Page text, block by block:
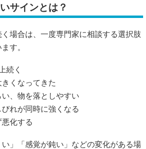
サインとは？
場合は、一度専門家に相談する選択肢
す。
続く
きくなってきた
い、物を落としやすい
びれが同時に強くなる
悪化する
」「感覚が鈍い」などの変化がある場